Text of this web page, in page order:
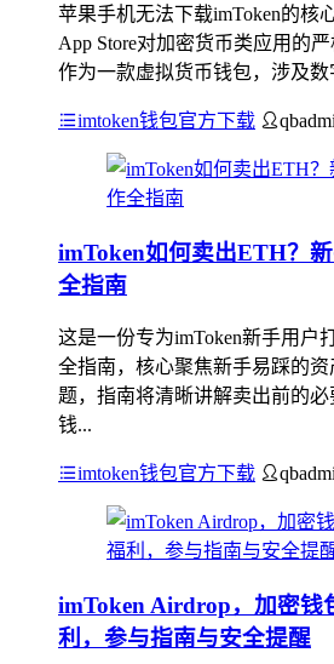
苹果手机无法下载imToken的核
App Store对加密货币类应用的
作为一款虚拟货币钱包，涉及
imtoken钱包官方下载
imToken如何卖出ETH？
全指南
这是一份专为imToken新手用户
全指南，核心聚焦新手易踩的资
题，指南将清晰讲解卖出前的必
钱...
imtoken钱包官方下载
imToken Airdrop，加密钱
利，参与指南与安全提醒